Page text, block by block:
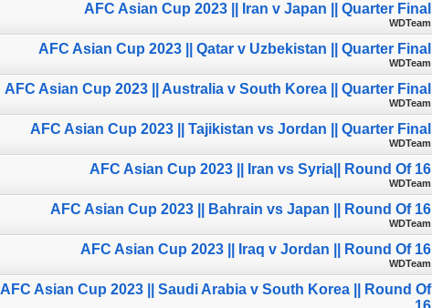
AFC Asian Cup 2023 || Iran v Japan || Quarter Final
WDTeam
AFC Asian Cup 2023 || Qatar v Uzbekistan || Quarter Final
WDTeam
AFC Asian Cup 2023 || Australia v South Korea || Quarter Final
WDTeam
AFC Asian Cup 2023 || Tajikistan vs Jordan || Quarter Final
WDTeam
AFC Asian Cup 2023 || Iran vs Syria|| Round Of 16
WDTeam
AFC Asian Cup 2023 || Bahrain vs Japan || Round Of 16
WDTeam
AFC Asian Cup 2023 || Iraq v Jordan || Round Of 16
WDTeam
AFC Asian Cup 2023 || Saudi Arabia v South Korea || Round Of